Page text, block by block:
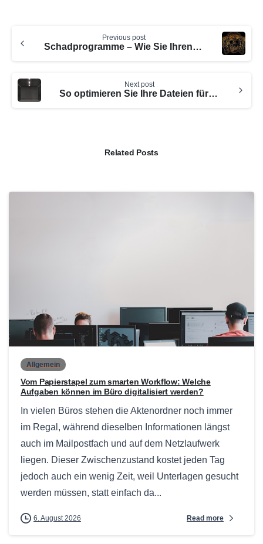
Reading
Previous post
Schadprogramme – Wie Sie Ihren PC davor schützen können
Next post
So optimieren Sie Ihre Dateien für Speicher in der Cloud
Related Posts
0
Allgemein
Vom Papierstapel zum smarten Workflow: Welche
Aufgaben können im Büro digitalisiert werden?
In vielen Büros stehen die Aktenordner noch immer
im Regal, während dieselben Informationen längst
auch im Mailpostfach und auf dem Netzlaufwerk
liegen. Dieser Zwischenzustand kostet jeden Tag
jedoch auch ein wenig Zeit, weil Unterlagen gesucht
werden müssen, statt einfach da...
6. August 2026 Read more